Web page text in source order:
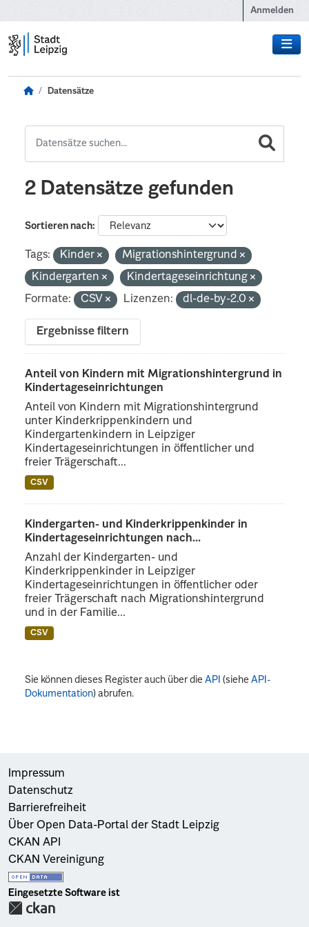
Anmelden
Datensätze
2 Datensätze gefunden
Sortieren nach
Tags: Kinder
Migrationshintergrund
Kindergarten
Kindertageseinrichtung
Formate:
CSV Lizenzen: dl-de-by-2.0
Ergebnisse filtern
Anteil von Kindern mit Migrationshintergrund in
Kindertageseinrichtungen
Anteil von Kindern mit Migrationshintergrund
unter Kinderkrippenkindern und
Kindergartenkindern in Leipziger
Kindertageseinrichtungen in öffentlicher und
freier Trägerschaft...
CSV
Kindergarten- und Kinderkrippenkinder in
Kindertageseinrichtungen nach...
Anzahl der Kindergarten- und
Kinderkrippenkinder in Leipziger
Kindertageseinrichtungen in öffentlicher oder
freier Trägerschaft nach Migrationshintergrund
und in der Familie...
CSV
Sie können dieses Register auch über dieAPI (sieheAPI-
Dokumentation) abrufen.
Impressum
Datenschutz
Barrierefreiheit
Über Open Data-Portal der Stadt Leipzig
CKAN API
CKAN Vereinigung
Eingesetzte Software ist